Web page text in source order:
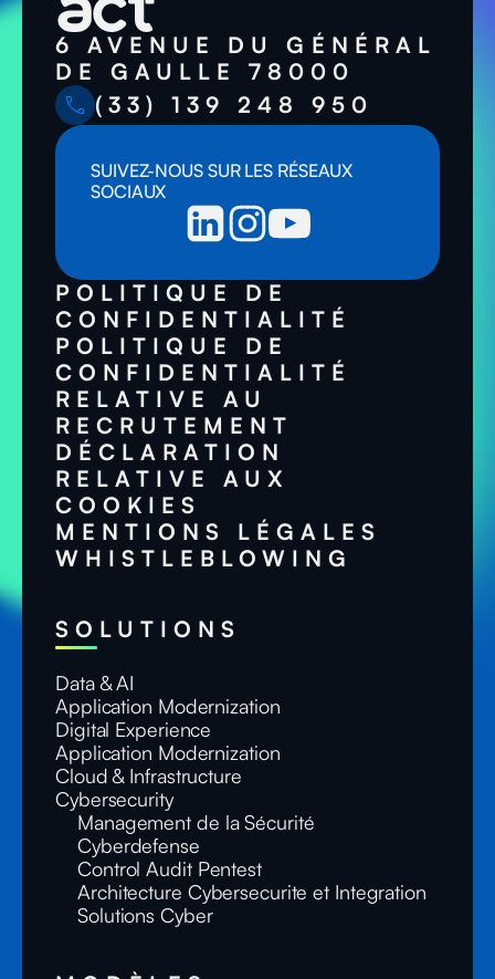
6 AVENUE DU GÉNÉRAL
DE GAULLE 78000
(33) 139 248 950
SUIVEZ-NOUS SUR LES RÉSEAUX
SOCIAUX
POLITIQUE DE
CONFIDENTIALITÉ
POLITIQUE DE
CONFIDENTIALITÉ
RELATIVE AU
RECRUTEMENT
DÉCLARATION
RELATIVE AUX
COOKIES
MENTIONS LÉGALES
WHISTLEBLOWING
SOLUTIONS
Data & AI
Application Modernization
Digital Experience
Application Modernization
Cloud & Infrastructure
Cybersecurity
Management de la Sécurité
Cyberdefense
Control Audit Pentest
Architecture Cybersecurite et Integration
Solutions Cyber